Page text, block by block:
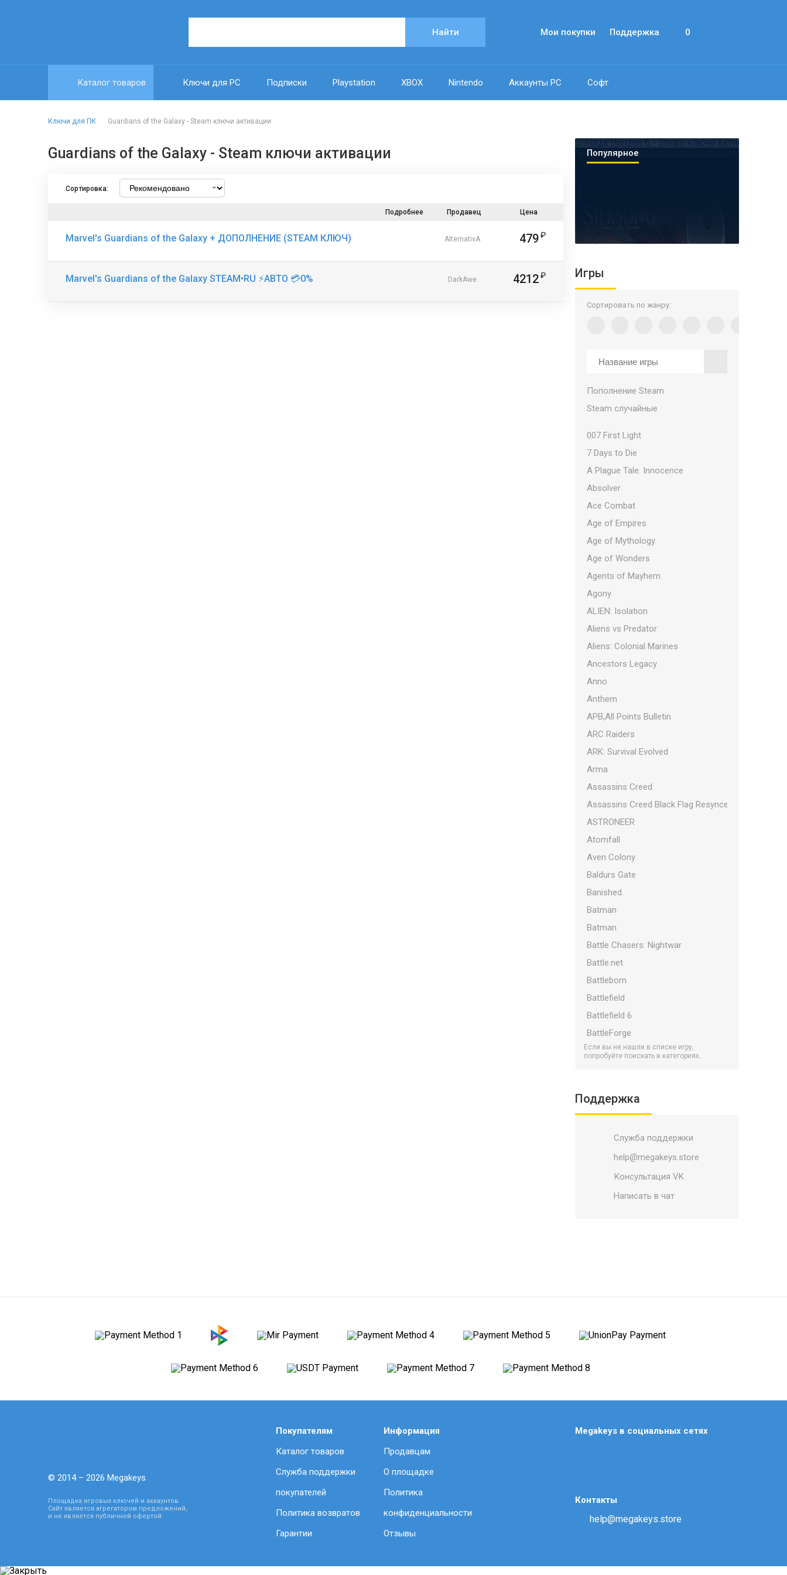
Найти Мои покупки Поддержка 0
Каталог товаров Ключи для PC Подписки Playstation XBOX Nintendo Аккаунты PC Софт
Популярное
Игры
Сортировать по жанру:
Пополнение Steam
Steam случайные
007 First Light
7 Days to Die
A Plague Tale: Innocence
Absolver
Ace Combat
Age of Empires
Age of Mythology
Age of Wonders
Agents of Mayhem
Agony
ALIEN: Isolation
Aliens vs Predator
Aliens: Colonial Marines
Ancestors Legacy
Anno
Anthem
APB,All Points Bulletin
ARC Raiders
ARK: Survival Evolved
Arma
Assassins Creed
Assassins Creed Black Flag Resynced
ASTRONEER
Atomfall
Aven Colony
Baldurs Gate
Banished
Batman
Batman
Battle Chasers: Nightwar
Battle.net
Battleborn
Battlefield
Battlefield 6
BattleForge
Battlerite
Bayonetta
BioShock
Black Mirror
Blacksad: Under the Skin
Blade and Soul
Borderlands
Bulletstorm
Call of Duty
Chernobylite
Cities: Skylines
Command & Conquer
Если вы не нашли в списке игру,
попробуйте поискать в категориях.
Поддержка
Служба поддержки
help@megakeys.store
Консультация VK
Написать в чат
Ключи для ПК Guardians of the Galaxy - Steam ключи активации
Guardians of the Galaxy - Steam ключи активации
Сортировка:
Подробнее Продавец Цена
Marvel's Guardians of the Galaxy + ДОПОЛНЕНИЕ (STEAM КЛЮЧ) AlternativA 479
Marvel's Guardians of the Galaxy STEAM•RU ⚡️АВТО 💳0% DarkAwe 4212
© 2014 – 2026 Megakeys
Площадка игровых ключей и аккаунтов.
Сайт является агрегатором предложений,
и не является публичной офертой.
Покупателям
Каталог товаров
Служба поддержки
покупателей
Политика возвратов
Гарантии
Информация
Продавцам
О площадке
Политика
конфиденциальности
Отзывы
Megakeys в социальных сетях
Контакты
help@megakeys.store